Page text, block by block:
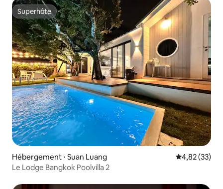
Superhôte
Superhôte
Hébergement ⋅ Suan Luang Évaluation
4,82 (33)
Le Lodge Bangkok Poolvilla 2